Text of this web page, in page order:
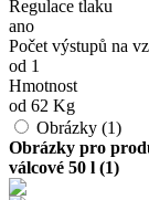
Regulace tlaku
ano
Počet výstupů na
od 1
Hmotnost
od 62 Kg
Obrázky (1)
Obrázky pro
válcové 50 l (1)